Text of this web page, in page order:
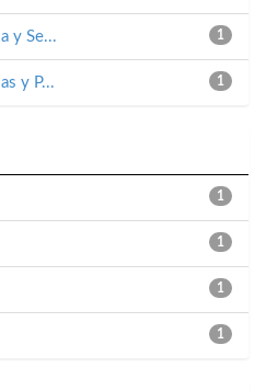
1
y Se...
1
y P...
1
1
1
1